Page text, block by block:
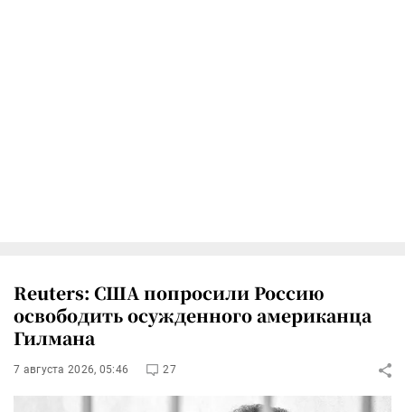
Reuters: США попросили Россию
освободить осужденного американца
Гилмана
7 августа 2026, 05:46 27